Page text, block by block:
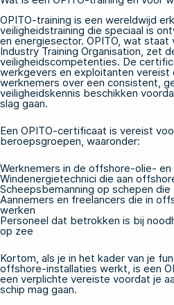
OPITO-training is een wereldwijd
veiligheidstraining die speciaal is
en energiesector. OPITO, wat
Industry Training Organisation, zet
veiligheidscompetenties. De
werkgevers en exploitanten vereist
werknemers over een consistent,
veiligheidskennis beschikken
slag gaan.
Een OPITO-certificaat is vereist
beroepsgroepen, waaronder:
Werknemers in de offshore-olie-
Windenergietechnici die aan
Scheepsbemanning op schepen
Aannemers en freelancers die in
werken
Personeel dat betrokken is bij
op zee
Kortom, als je in het kader van je
offshore-installaties werkt, is een
een verplichte vereiste voordat je
schip mag gaan.